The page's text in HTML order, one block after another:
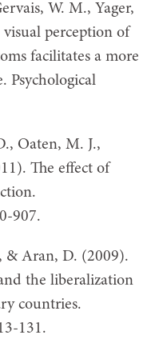
W. M., Yager,
perception of
facilitates a more
Psychological
Oaten, M. J.,
The effect of
907.
& Aran, D. (2009).
the liberalization
countries.
131.